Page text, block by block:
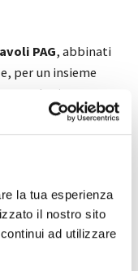
la tua esperienza
il nostro sito
ad utilizzare
PAG, abbinati
per un insieme
tecnologica e
e la